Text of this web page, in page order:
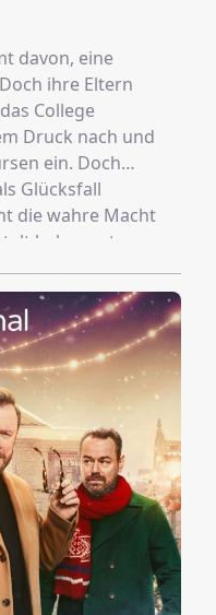
davon, eine
ihre Eltern
College
Druck nach und
ein. Doch
Glücksfall
die wahre Macht
bekommt, was
nur förderlich sein